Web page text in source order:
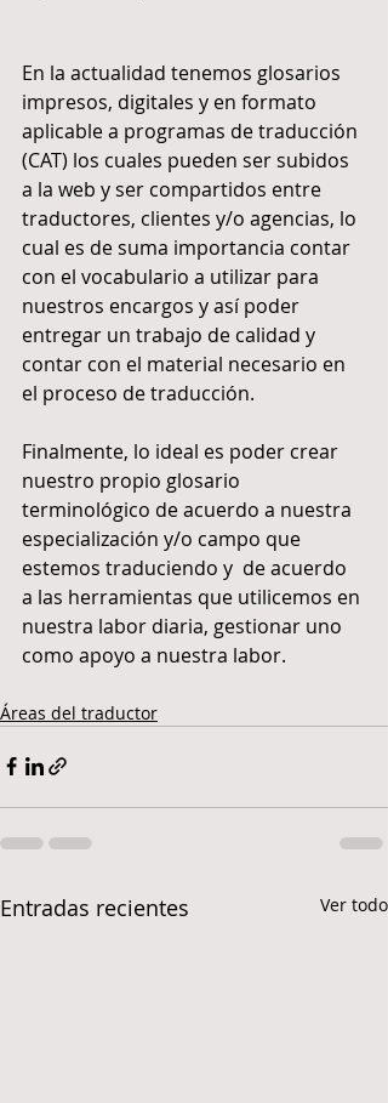
En la actualidad tenemos glosarios
impresos, digitales y en formato
aplicable a programas de traducción
(CAT) los cuales pueden ser subidos
a la web y ser compartidos entre
traductores, clientes y/o agencias, lo
cual es de suma importancia contar
con el vocabulario a utilizar para
nuestros encargos y así poder
entregar un trabajo de calidad y
contar con el material necesario en
el proceso de traducción.
Finalmente, lo ideal es poder crear
nuestro propio glosario
terminológico de acuerdo a nuestra
especialización y/o campo que
estemos traduciendo y  de acuerdo
a las herramientas que utilicemos en
nuestra labor diaria, gestionar uno
como apoyo a nuestra labor.
Áreas del traductor
Entradas recientes Ver todo